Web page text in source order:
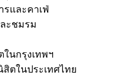
รและคาเฟ่
ะชมรม
นกรุงเทพฯ
สิตในประเทศไทย